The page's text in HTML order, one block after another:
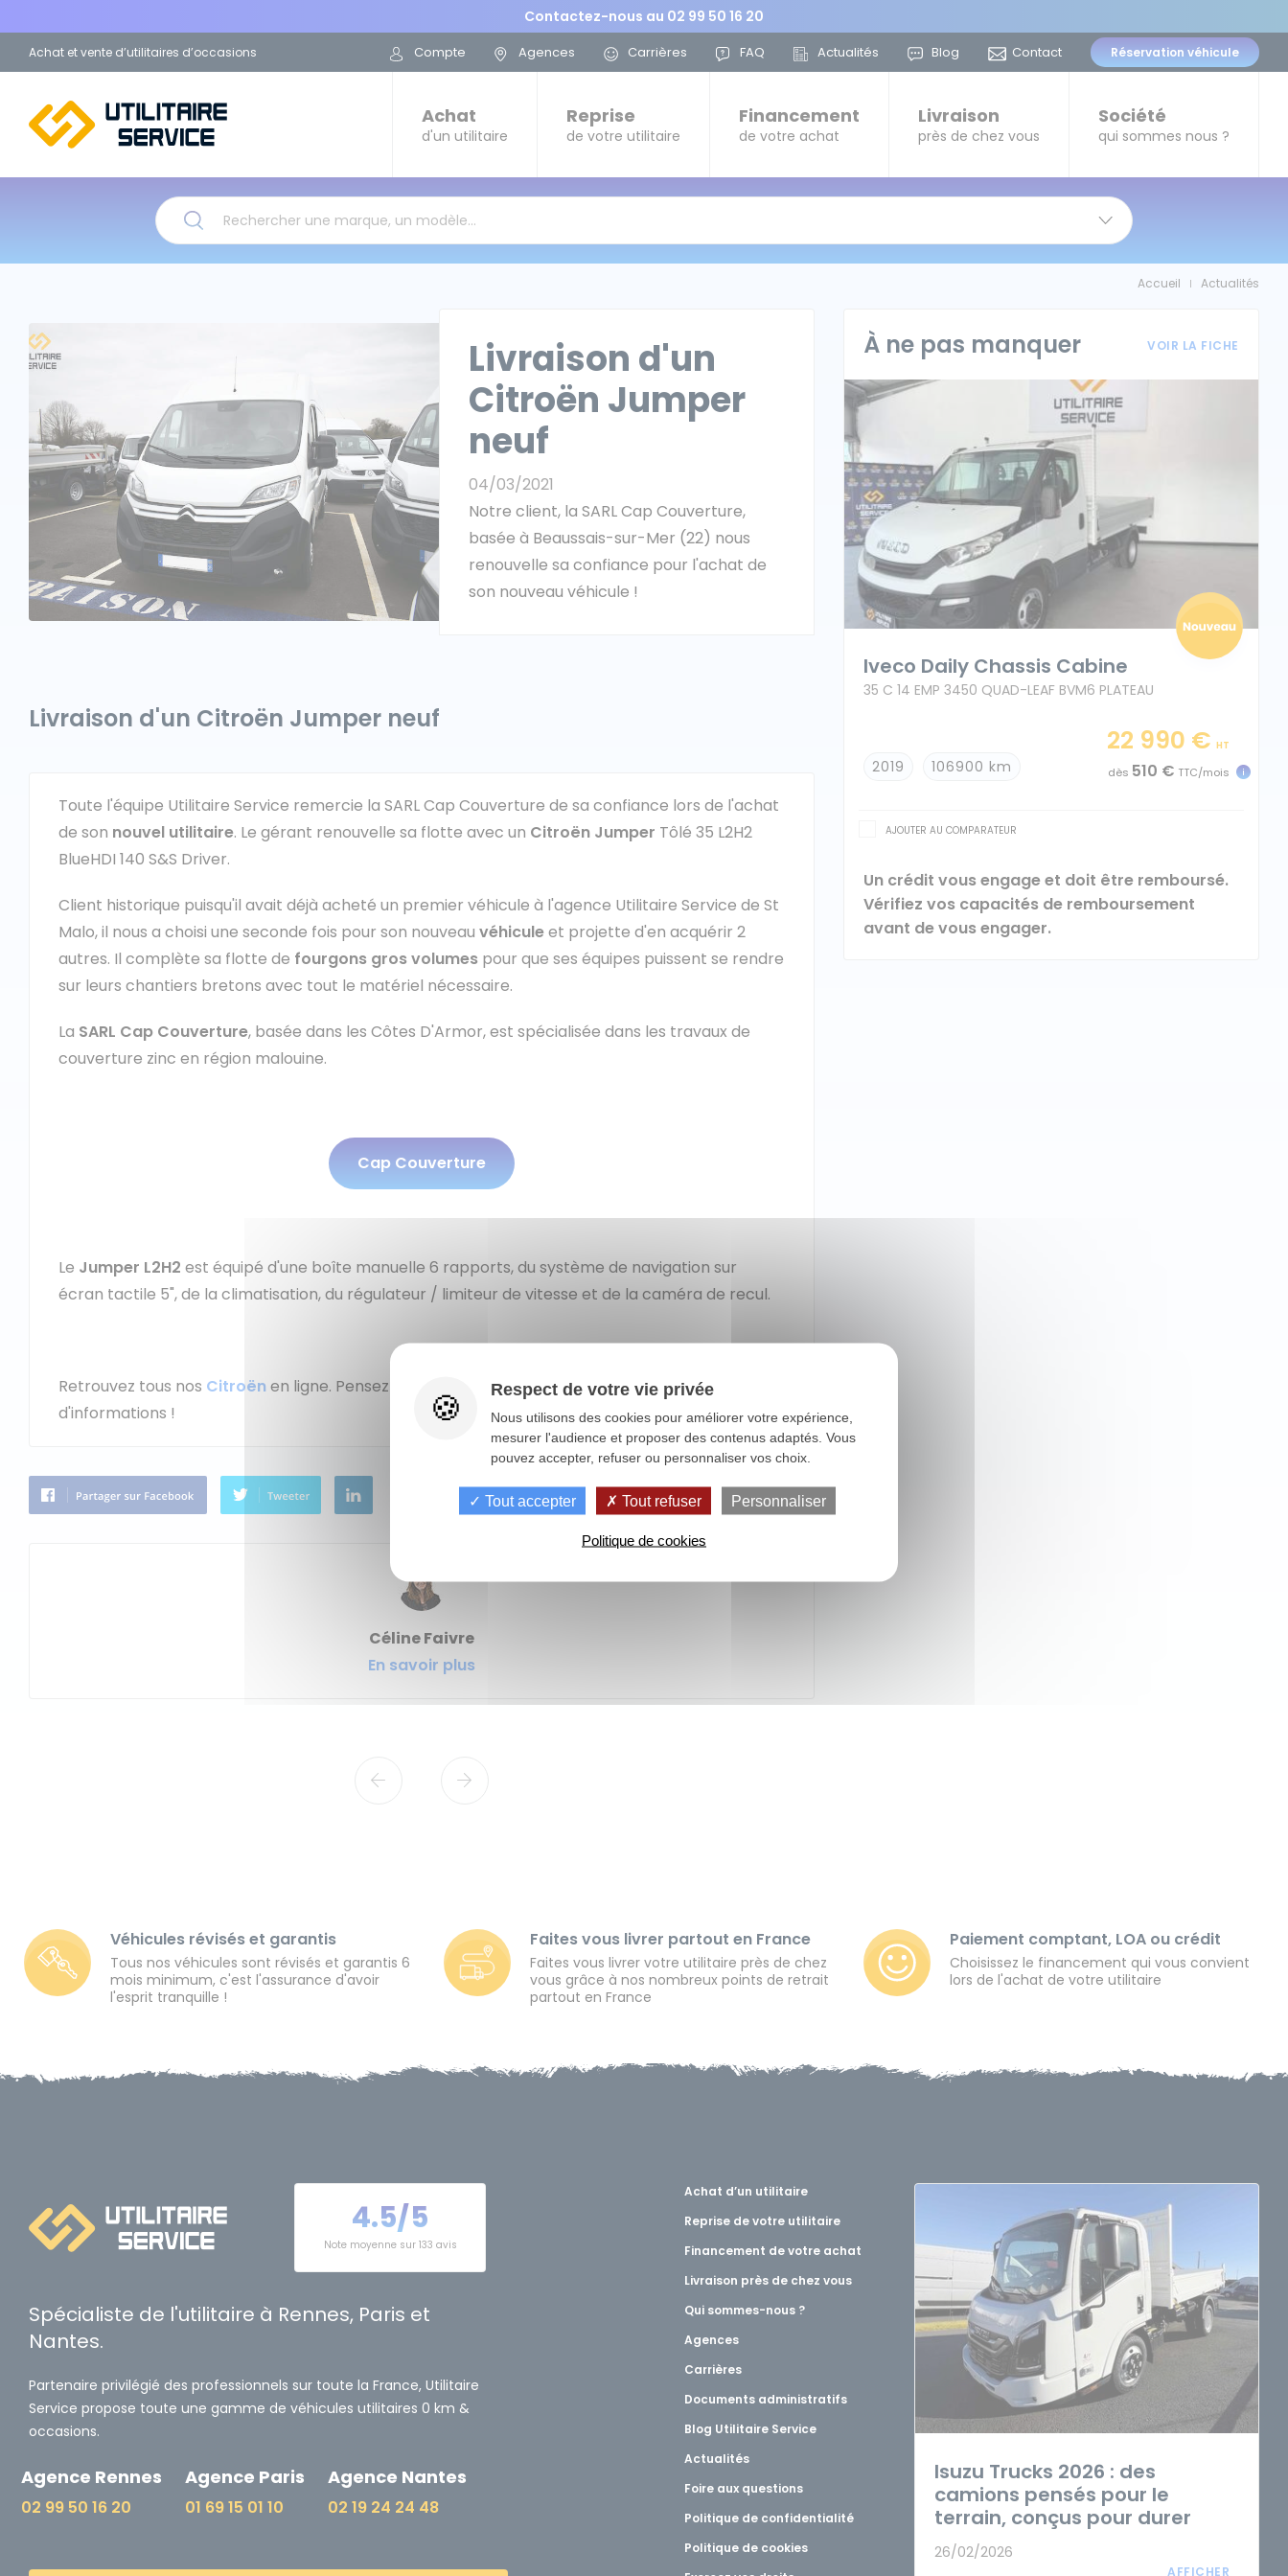
Contactez-nous au 02 99 50 16 20
Achat et vente d’utilitaires d’occasions Compte Agences Carrières FAQ Actualités Blog Contact Réservation véhicule
Achat
d'un utilitaire
Reprise
de votre utilitaire
Financement
de votre achat
Livraison
près de chez vous
Société
qui sommes nous ?
Rechercher une marque, un modèle…
Accueil Actualités
Livraison d'un
Citroën Jumper
neuf
04/03/2021
Notre client, la SARL Cap Couverture,
basée à Beaussais-sur-Mer (22) nous
renouvelle sa confiance pour l'achat de
son nouveau véhicule !
Livraison d'un Citroën Jumper neuf
Toute l'équipe Utilitaire Service remercie la SARL Cap Couverture de sa confiance lors de l'achat
de son nouvel utilitaire. Le gérant renouvelle sa flotte avec un Citroën Jumper Tôlé 35 L2H2
BlueHDI 140 S&S Driver.
Client historique puisqu'il avait déjà acheté un premier véhicule à l'agence Utilitaire Service de St
Malo, il nous a choisi une seconde fois pour son nouveau véhiculeet projette d'en acquérir 2
autres. Il complète sa flotte de fourgons gros volumes pour que ses équipes puissent se rendre
sur leurs chantiers bretons avec tout le matériel nécessaire.
La SARL Cap Couverture, basée dans les Côtes D'Armor, est spécialisée dans les travaux de
couverture zinc en région malouine.
Cap Couverture
Le Jumper L2H2 est équipé d'une boîte manuelle 6 rapports, du système de navigation sur
écran tactile 5", de la climatisation, du régulateur / limiteur de vitesse et de la caméra de recul.
Retrouvez tous nos Citroën en ligne. Pensez à demander une présentation en visio pour plus
d'informations !
Céline Faivre
En savoir plus
À ne pas manquer VOIR LA FICHE
Iveco Daily Chassis Cabine
35 C 14 EMP 3450 QUAD-LEAF BVM6 PLATEAU
2019 106900 km
22 990 € HT
dès 510 € TTC/mois
AJOUTER AU COMPARATEUR
Un crédit vous engage et doit être remboursé.
Vérifiez vos capacités de remboursement
avant de vous engager.
Véhicules révisés et garantis
Tous nos véhicules sont révisés et garantis 6
mois minimum, c'est l'assurance d'avoir
l'esprit tranquille !
Faites vous livrer partout en France
Faites vous livrer votre utilitaire près de chez
vous grâce à nos nombreux points de retrait
partout en France
Paiement comptant, LOA ou crédit
Choisissez le financement qui vous convient
lors de l'achat de votre utilitaire
Achat d’un utilitaire
Reprise de votre utilitaire
Financement de votre achat
Livraison près de chez vous
Qui sommes-nous ?
Agences
Carrières
Documents administratifs
Blog Utilitaire Service
Actualités
Foire aux questions
Politique de confidentialité
Politique de cookies
Isuzu Trucks 2026 : des
camions pensés pour le
terrain, conçus pour durer
26/02/2026
4.5/5
Note moyenne sur 133 avis
Spécialiste de l'utilitaire à Rennes, Paris et
Nantes.
Partenaire privilégié des professionnels sur toute la France, Utilitaire
Service propose toute une gamme de véhicules utilitaires 0 km &
occasions.
Agence Rennes
02 99 50 16 20
Agence Paris
01 69 15 01 10
Agence Nantes
02 19 24 24 48
Respect de votre vie privée
Nous utilisons des cookies pour améliorer votre expérience,
mesurer l'audience et proposer des contenus adaptés. Vous
pouvez accepter, refuser ou personnaliser vos choix.
Tout accepter Tout refuser Personnaliser
Politique de cookies